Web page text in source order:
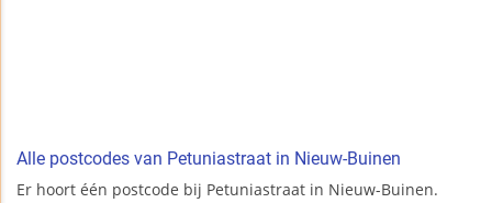
Alle postcodes van Petuniastraat in Nieuw-Buinen
Er hoort één postcode bij Petuniastraat in Nieuw-Buinen.